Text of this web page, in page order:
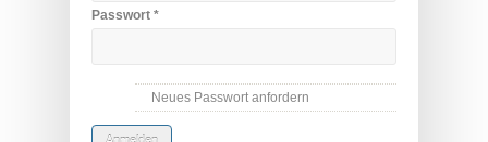
Passwort *
Neues Passwort anfordern